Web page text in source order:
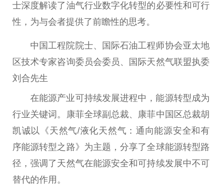
士深度解读了油气行业数字化转型的必要性和可行
性 ，为与会者提供了前瞻性的思考。
中国 工程院院士、国际石油工程师协会亚太地
区技术专家咨询委员会委员 、国际天然气联盟执委
刘合先生
在能源产业可持续发展进程中，能源转型成为
行业关键词。康菲全球副总裁、康菲中国 区总裁胡
凯诚以《天然气/液化天然气：通向能源安全和有
序能源转型之路》为主题，分享了全球能源转型路
径，强调了天然气在能源安全和可持续发展中不可
替代的作用。